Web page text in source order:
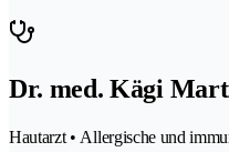
Dr. med. Kägi
Hautarzt • Allergische und